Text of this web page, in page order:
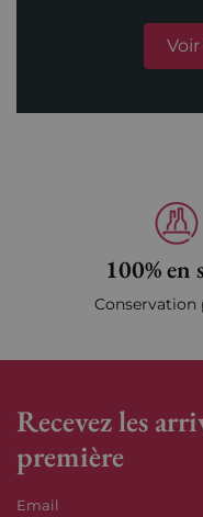
100% en
Conservation
Recevez les
première
Email